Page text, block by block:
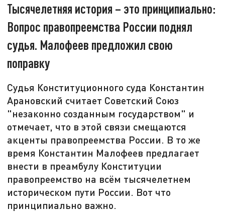
Тысячелетняя история – это принципиально:
Вопрос правопреемства России поднял
судья. Малофеев предложил свою
поправку
Судья Конституционного суда Константин
Арановский считает Советский Союз
"незаконно созданным государством" и
отмечает, что в этой связи смещаются
акценты правопреемства России. В то же
время Константин Малофеев предлагает
внести в преамбулу Конституции
правопреемство на всём тысячелетнем
историческом пути России. Вот что
принципиально важно.